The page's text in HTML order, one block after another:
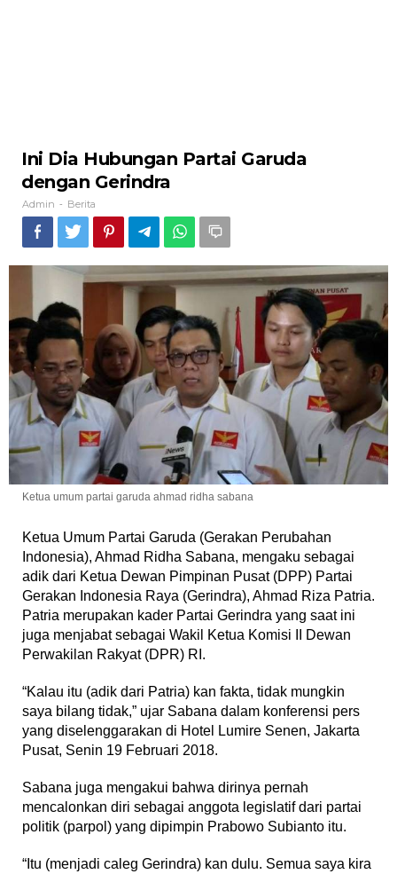
Ini Dia Hubungan Partai Garuda
dengan Gerindra
Admin - Berita
Ketua umum partai garuda ahmad ridha sabana
Ketua Umum Partai Garuda (Gerakan Perubahan
Indonesia), Ahmad Ridha Sabana, mengaku sebagai
adik dari Ketua Dewan Pimpinan Pusat (DPP) Partai
Gerakan Indonesia Raya (Gerindra), Ahmad Riza Patria.
Patria merupakan kader Partai Gerindra yang saat ini
juga menjabat sebagai Wakil Ketua Komisi II Dewan
Perwakilan Rakyat (DPR) RI.
“Kalau itu (adik dari Patria) kan fakta, tidak mungkin
saya bilang tidak,” ujar Sabana dalam konferensi pers
yang diselenggarakan di Hotel Lumire Senen, Jakarta
Pusat, Senin 19 Februari 2018.
Sabana juga mengakui bahwa dirinya pernah
mencalonkan diri sebagai anggota legislatif dari partai
politik (parpol) yang dipimpin Prabowo Subianto itu.
“Itu (menjadi caleg Gerindra) kan dulu. Semua saya kira